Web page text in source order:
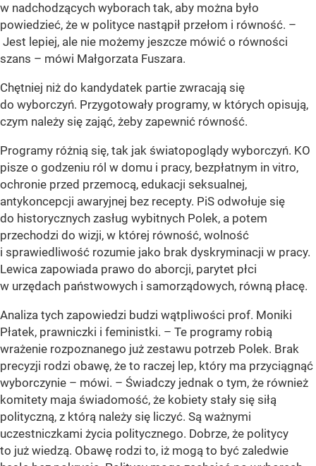
w nadchodzących wyborach tak, aby można było
powiedzieć, że w polityce nastąpił przełom i równość. –
Jest lepiej, ale nie możemy jeszcze mówić o równości
szans – mówi Małgorzata Fuszara.
Chętniej niż do kandydatek partie zwracają się
do wyborczyń. Przygotowały programy, w których opisują,
czym należy się zająć, żeby zapewnić równość.
Programy różnią się, tak jak światopoglądy wyborczyń. KO
pisze o godzeniu ról w domu i pracy, bezpłatnym in vitro,
ochronie przed przemocą, edukacji seksualnej,
antykoncepcji awaryjnej bez recepty. PiS odwołuje się
do historycznych zasług wybitnych Polek, a potem
przechodzi do wizji, w której równość, wolność
i sprawiedliwość rozumie jako brak dyskryminacji w pracy.
Lewica zapowiada prawo do aborcji, parytet płci
w urzędach państwowych i samorządowych, równą płacę.
Analiza tych zapowiedzi budzi wątpliwości prof. Moniki
Płatek, prawniczki i feministki. – Te programy robią
wrażenie rozpoznanego już zestawu potrzeb Polek. Brak
precyzji rodzi obawę, że to raczej lep, który ma przyciągnąć
wyborczynie – mówi. – Świadczy jednak o tym, że również
komitety maja świadomość, że kobiety stały się siłą
polityczną, z którą należy się liczyć. Są ważnymi
uczestniczkami życia politycznego. Dobrze, że politycy
to już wiedzą. Obawę rodzi to, iż mogą to być zaledwie